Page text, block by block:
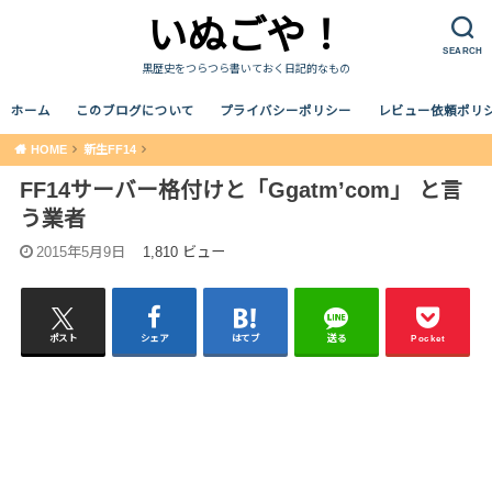
SEARCH
いぬごや！
黒歴史をつらつら書いておく日記的なもの
ホーム このブログについて プライバシーポリシー レビュー依頼ポリ
HOME 新生FF14
FF14サーバー格付けと「Ggatm’com」 と言
う業者
2015年5月9日 1,810 ビュー
ポスト シェア はてブ 送る Pocket